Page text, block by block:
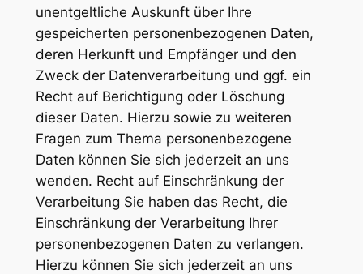
unentgeltliche Auskunft über Ihre
gespeicherten personenbezogenen Daten,
deren Herkunft und Empfänger und den
Zweck der Datenverarbeitung und ggf. ein
Recht auf Berichtigung oder Löschung
dieser Daten. Hierzu sowie zu weiteren
Fragen zum Thema personenbezogene
Daten können Sie sich jederzeit an uns
wenden. Recht auf Einschränkung der
Verarbeitung Sie haben das Recht, die
Einschränkung der Verarbeitung Ihrer
personenbezogenen Daten zu verlangen.
Hierzu können Sie sich jederzeit an uns